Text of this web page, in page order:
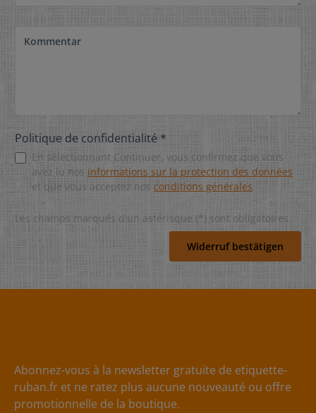
Kommentar
Politique de confidentialité *
En sélectionnant Continuer, vous confirmez que vous
avez lu nos informations sur la protection des données
et que vous acceptez nos conditions générales
Les champs marqués d'un astérisque (*) sont obligatoires.
Widerruf bestätigen
Abonnez-vous à la newsletter gratuite de etiquette-
ruban.fr et ne ratez plus aucune nouveauté ou offre
promotionnelle de la boutique.